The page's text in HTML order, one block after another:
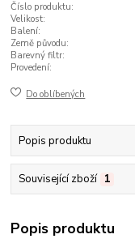
Číslo produktu:
Velikost:
Balení:
Země původu:
Barevný filtr:
Provedení:
Do oblíbených
Popis produktu
Související zboží 1
Popis produktu